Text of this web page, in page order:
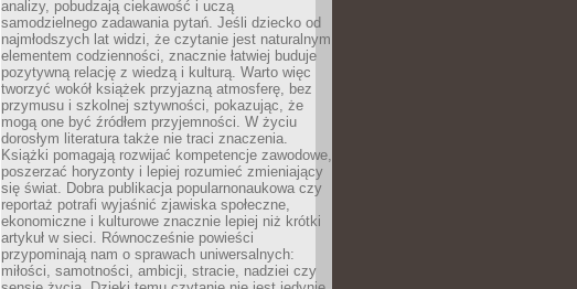
analizy, pobudzają ciekawość i uczą
samodzielnego zadawania pytań. Jeśli dziecko od
najmłodszych lat widzi, że czytanie jest naturalnym
elementem codzienności, znacznie łatwiej buduje
pozytywną relację z wiedzą i kulturą. Warto więc
tworzyć wokół książek przyjazną atmosferę, bez
przymusu i szkolnej sztywności, pokazując, że
mogą one być źródłem przyjemności. W życiu
dorosłym literatura także nie traci znaczenia.
Książki pomagają rozwijać kompetencje zawodowe,
poszerzać horyzonty i lepiej rozumieć zmieniający
się świat. Dobra publikacja popularnonaukowa czy
reportaż potrafi wyjaśnić zjawiska społeczne,
ekonomiczne i kulturowe znacznie lepiej niż krótki
artykuł w sieci. Równocześnie powieści
przypominają nam o sprawach uniwersalnych:
miłości, samotności, ambicji, stracie, nadziei czy